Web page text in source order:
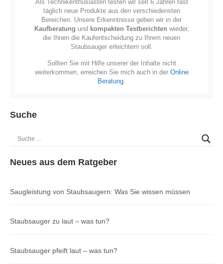
Als Technikenthusiasten testen wir seit 6 Jahren fast
täglich neue Produkte aus den verschiedensten
Bereichen. Unsere Erkenntnisse geben wir in der
Kaufberatung und kompakten Testberichten wieder,
die Ihnen die Kaufentscheidung zu Ihrem neuen
Staubsauger erleichtern soll.
Sollten Sie mit Hilfe unserer der Inhalte nicht
weiterkommen, erreichen Sie mich auch in der Online
Beratung
Suche
Neues aus dem Ratgeber
Saugleistung von Staubsaugern: Was Sie wissen müssen
Staubsauger zu laut – was tun?
Staubsauger pfeift laut – was tun?